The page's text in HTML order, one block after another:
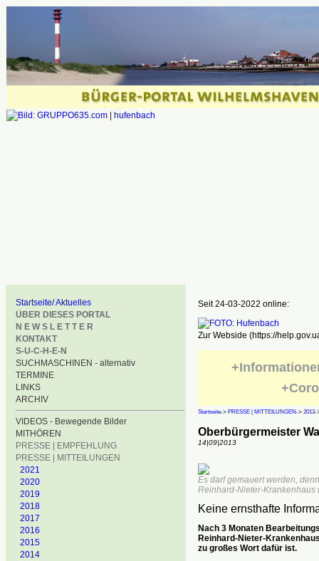
Startseite/ Aktuelles
ÜBER DIESES PORTAL
N E W S L E T T E R
KONTAKT
S-U-C-H-E-N
SUCHMASCHINEN - alternativ
TERMINE
LINKS
ARCHIV
VIDEOS - Bewegende Bilder
MITHÖREN
PRESSE | EMPFEHLUNG
PRESSE | MITTEILUNGEN
2021
2020
2019
2018
2017
2016
2015
2014
Seit 24-03-2022 online:
Zur Webside (https://
Startseite-> PRESSE | MITTEILUNGEN-> 2013-
Oberbürgermeister
14|09|2013
Es darf gemauert werden,
Reinhard-Nieter-Krankenhaus
Keine ernsthafte
Nach 3 Monaten
Reinhard-Nieter-
zu großes Wort dafür ist.